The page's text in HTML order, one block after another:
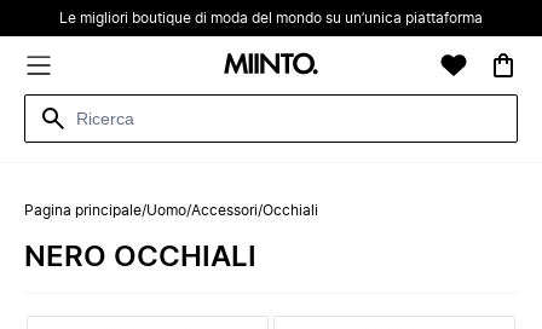
Le migliori boutique di moda del mondo su un’unica piattaforma
Pagina principale/Uomo/Accessori/Occhiali
NERO OCCHIALI